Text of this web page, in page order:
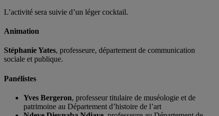
L’activité sera suivie d’un léger cocktail.
Animation
Stéphanie Yates, professeure, département de communication
sociale et publique.
Panélistes
Yves Bergeron, professeur titulaire de muséologie et de
patrimoine au Département d’histoire de l’art